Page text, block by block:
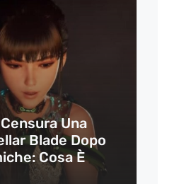
Una
Blade Dopo
Cosa È